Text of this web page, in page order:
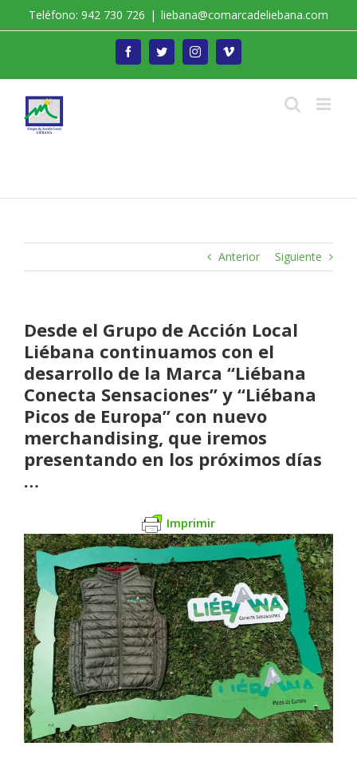
Teléfono: 942 730 726 | liebana@comarcadeliebana.com
FacebookTwitterInstagramVimeo
Anterior Siguiente
Desde el Grupo de Acción Local
Liébana continuamos con el
desarrollo de la Marca “Liébana
Conecta Sensaciones” y “Liébana
Picos de Europa” con nuevo
merchandising, que iremos
presentando en los próximos días
…
Imprimir